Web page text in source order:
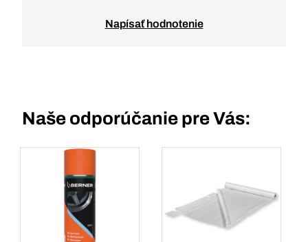
Napísať hodnotenie
Naše odporúčanie pre Vás: